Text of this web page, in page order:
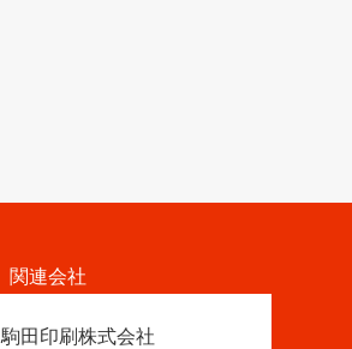
関連会社
駒田印刷株式会社